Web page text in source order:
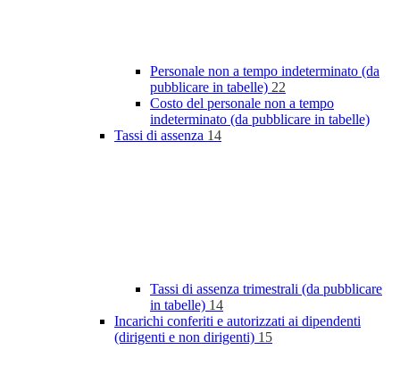
Personale non a tempo indeterminato (da
pubblicare in tabelle) 22
Costo del personale non a tempo
indeterminato (da pubblicare in tabelle)
Tassi di assenza 14
Tassi di assenza trimestrali (da pubblicare
in tabelle) 14
Incarichi conferiti e autorizzati ai dipendenti
(dirigenti e non dirigenti) 15